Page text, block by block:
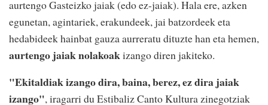
aurtengo Gasteizko jaiak (edo ez-jaiak). Hala ere, azken
egunetan, agintariek, erakundeek, jai batzordeek eta
hedabideek hainbat gauza aurreratu dituzte han eta hemen,
aurtengo jaiak nolakoakizango diren jakiteko.
"Ekitaldiak izango dira, baina, berez, ez dira jaiak
izango", iragarri du Estibaliz Canto Kultura zinegotziak